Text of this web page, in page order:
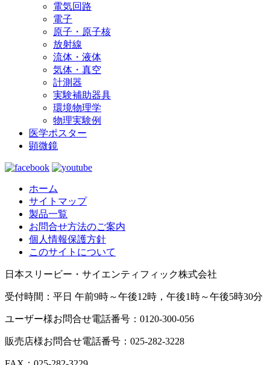
電気回路
電子
原子・原子核
放射線
流体・液体
気体・真空
計測器
実験補助器具
環境物理学
物理実験例
医学ポスター
顕微鏡
ホーム
サイトマップ
製品一覧
お問合せ方法のご案内
個人情報保護方針
このサイトについて
日本スリービー・サイエンティフィック株式会社
受付時間：平日 午前9時～午後12時，午後1時～午後5時30分
ユーザー様お問合せ電話番号：0120-300-056
販売店様お問合せ電話番号：025-282-3228